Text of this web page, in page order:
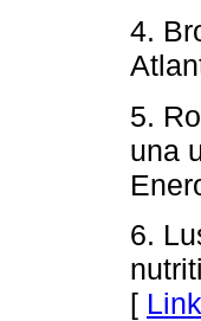
4.
5.
una
6.
[